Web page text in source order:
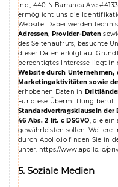
Inc., 440 N Barranca Ave
ermöglicht uns die
Website. Dabei werden
Adressen, Provider-Daten
des Seitenaufrufs, besuchte
dieser Daten erfolgt auf
berechtigtes Interesse liegt in
Website durch Unternehmen,
Marketingaktivitäten sowie
erhobenen Daten in
Für diese Übermittlung beruft
Standardvertragsklauseln der
46 Abs. 2 lit. c DSGVO, die ein
gewährleisten sollen. Weitere
durch Apollo.io finden Sie in
unter: https://www.apollo.io/
5. Soziale Medien